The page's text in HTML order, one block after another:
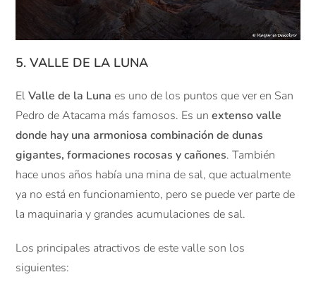
5. VALLE DE LA LUNA
ElValle de la Luna es uno de los puntos que ver en San
Pedro de Atacama más famosos. Es unextenso valle
donde hay una armoniosa combinación de dunas
gigantes, formaciones rocosas y cañones. También
hace unos años había una mina de sal, que actualmente
ya no está en funcionamiento, pero se puede ver parte de
la maquinaria y grandes acumulaciones de sal.
Los principales atractivos de este valle son los
siguientes: